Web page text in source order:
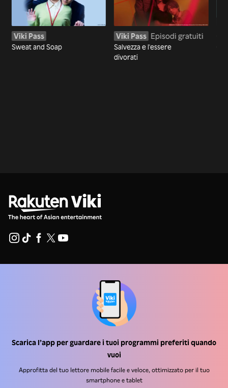
Scarica l’app per guardare i tuoi programmi preferiti quando
vuoi
Approfitta del tuo lettore mobile facile e veloce, ottimizzato per il tuo
smartphone e tablet
Viki Pass
Sweat and Soap
Viki Pass Episodi gratuiti
Salvezza e l'essere
divorati
Centro stampa
Condizioni d'uso